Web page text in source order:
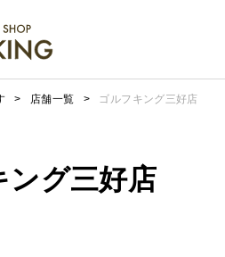
> 店舗一覧 > ゴルフキング三好店
ング三好店